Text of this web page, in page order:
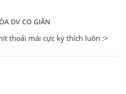
DV CO GIÃN
thoải mái cực kỳ thích luôn :>